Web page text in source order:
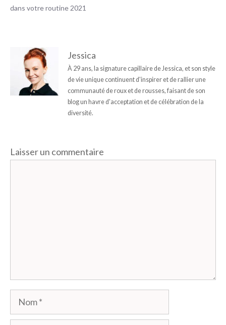
dans votre routine 2021
Jessica
À 29 ans, la signature capillaire de Jessica, et son style
de vie unique continuent d'inspirer et de rallier une
communauté de roux et de rousses, faisant de son
blog un havre d'acceptation et de célébration de la
diversité.
Laisser un commentaire
Nom